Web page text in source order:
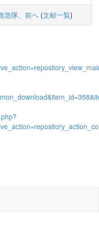
急隊、前へ (文献一覧)